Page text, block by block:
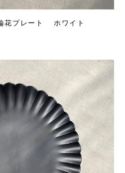
花プレート ホワイト